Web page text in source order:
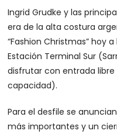
Ingrid Grudke y las
era de la alta costura
“Fashion Christmas” hoy
Estación Terminal Sur
disfrutar con entrada
capacidad).
Para el desfile se
más importantes y un